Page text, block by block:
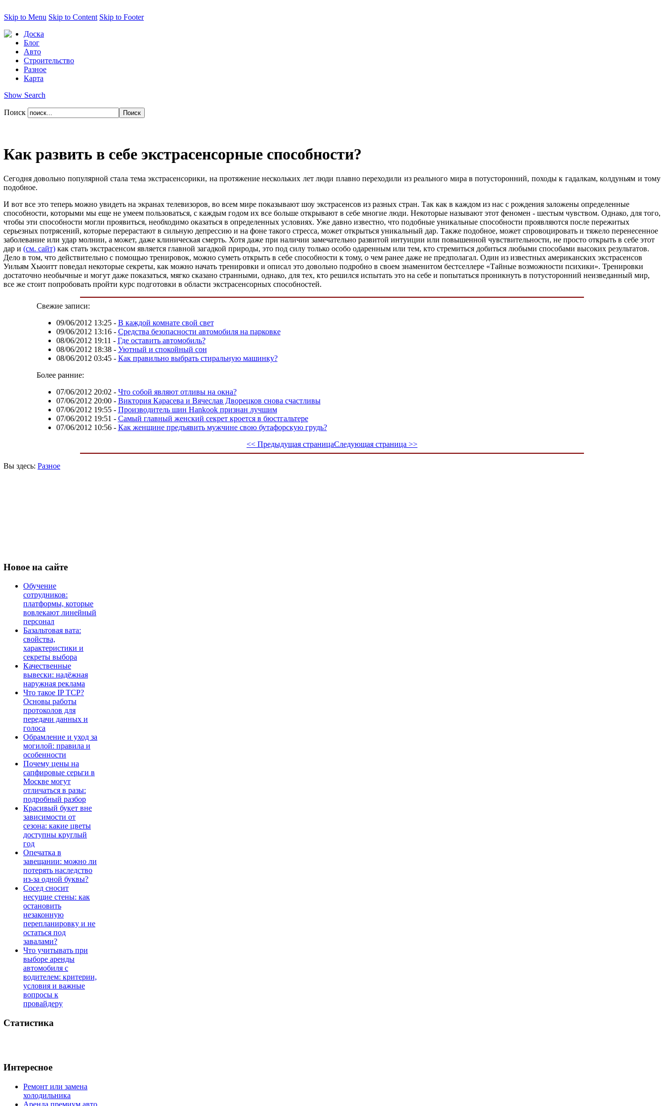
Skip to Menu Skip to Content Skip to Footer
Доска
Блог
Авто
Строительство
Разное
Карта
Show Search
Поиск
Как развить в себе экстрасенсорные способности?
Сегодня довольно популярной стала тема экстрасенсорики, на протяжение нескольких лет люди плавно переходили из реального мира в потусторонний, походы к гадалкам, колдуньям и тому
подобное.
И вот все это теперь можно увидеть на экранах телевизоров, во всем мире показывают шоу экстрасенсов из разных стран. Так как в каждом из нас с рождения заложены определенные
способности, которыми мы еще не умеем пользоваться, с каждым годом их все больше открывают в себе многие люди. Некоторые называют этот феномен - шестым чувством. Однако, для того,
чтобы эти способности могли проявиться, необходимо оказаться в определенных условиях. Уже давно известно, что подобные уникальные способности проявляются после пережитых
серьезных потрясений, которые перерастают в сильную депрессию и на фоне такого стресса, может открыться уникальный дар. Также подобное, может спровоцировать и тяжело перенесенное
заболевание или удар молнии, а может, даже клиническая смерть. Хотя даже при наличии замечательно развитой интуиции или повышенной чувствительности, не просто открыть в себе этот
дар и (см. сайт) как стать экстрасенсом является главной загадкой природы, это под силу только особо одаренным или тем, кто стремиться добиться любыми способами высоких результатов.
Дело в том, что действительно с помощью тренировок, можно суметь открыть в себе способности к тому, о чем ранее даже не предполагал. Один из известных американских экстрасенсов
Уильям Хьюитт поведал некоторые секреты, как можно начать тренировки и описал это довольно подробно в своем знаменитом бестселлере «Тайные возможности психики». Тренировки
достаточно необычные и могут даже показаться, мягко сказано странными, однако, для тех, кто решился испытать это на себе и попытаться проникнуть в потусторонний неизведанный мир,
все же стоит попробовать пройти курс подготовки в области экстрасенсорных способностей.
Свежие записи:
09/06/2012 13:25- В каждой комнате свой свет
09/06/2012 13:16- Средства безопасности автомобиля на парковке
08/06/2012 19:11 - Где оставить автомобиль?
08/06/2012 18:38- Уютный и спокойный сон
08/06/2012 03:45- Как правильно выбрать стиральную машинку?
Более ранние:
07/06/2012 20:02 - Что собой являют отливы на окна?
07/06/2012 20:00- Виктория Карасева и Вячеслав Дворецков снова счастливы
07/06/2012 19:55- Производитель шин Hankook признан лучшим
07/06/2012 19:51 - Самый главный женский секрет кроется в бюстгальтере
07/06/2012 10:56- Как женщине предъявить мужчине свою бутафорскую грудь?
<< Предыдущая страницаСледующая страница >>
Вы здесь: Разное
Новое на сайте
Обучение
сотрудников:
платформы, которые
вовлекают линейный
персонал
Базальтовая вата:
свойства,
характеристики и
секреты выбора
Качественные
вывески: надёжная
наружная реклама
Что такое IP TCP?
Основы работы
протоколов для
передачи данных и
голоса
Обрамление и уход за
могилой: правила и
особенности
Почему цены на
сапфировые серьги в
Москве могут
отличаться в разы:
подробный разбор
Красивый букет вне
зависимости от
сезона: какие цветы
доступны круглый
год
Опечатка в
завещании: можно ли
потерять наследство
из-за одной буквы?
Сосед сносит
несущие стены: как
остановить
незаконную
перепланировку и не
остаться под
завалами?
Что учитывать при
выборе аренды
автомобиля с
водителем: критерии,
условия и важные
вопросы к
провайдеру
Статистика
Интересное
Ремонт или замена
холодильника